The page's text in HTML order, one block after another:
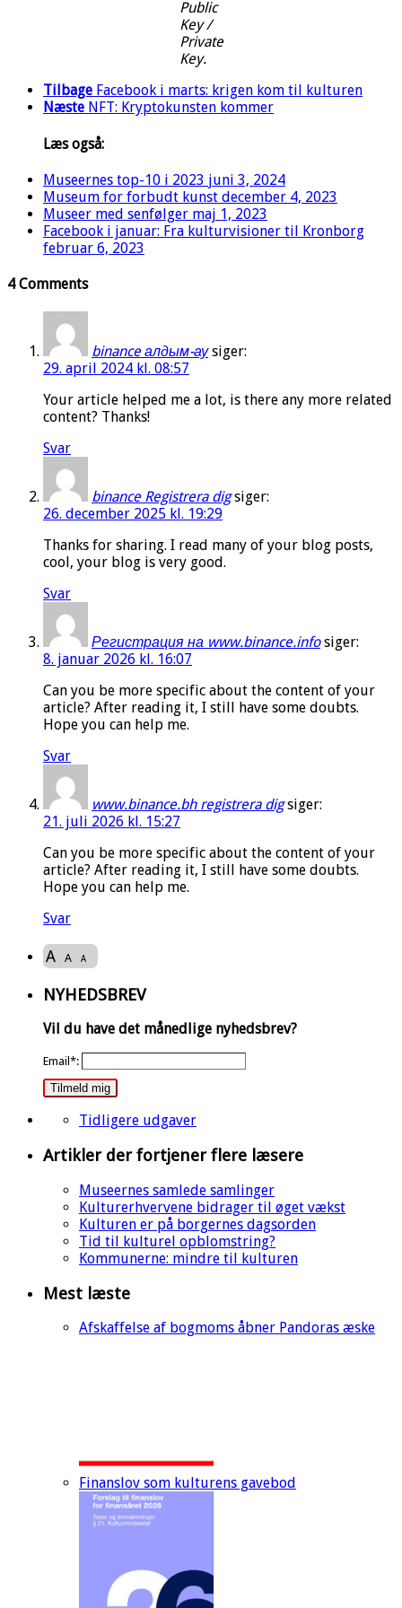
Public
Key /
Private
Key.
Tilbage Facebook i marts: krigen kom til kulturen
Næste NFT: Kryptokunsten kommer
Læs også:
Museernes top-10 i 2023 juni 3, 2024
Museum for forbudt kunst december 4, 2023
Museer med senfølger maj 1, 2023
Facebook i januar: Fra kulturvisioner til Kronborg
februar 6, 2023
4 Comments
binance алдым-ау siger:
29. april 2024 kl. 08:57
Your article helped me a lot, is there any more related
content? Thanks!
Svar
binance Registrera dig siger:
26. december 2025 kl. 19:29
Thanks for sharing. I read many of your blog posts,
cool, your blog is very good.
Svar
Регистрация на www.binance.info siger:
8. januar 2026 kl. 16:07
Can you be more specific about the content of your
article? After reading it, I still have some doubts.
Hope you can help me.
Svar
www.binance.bh registrera dig siger:
21. juli 2026 kl. 15:27
Can you be more specific about the content of your
article? After reading it, I still have some doubts.
Hope you can help me.
Svar
A A A
NYHEDSBREV
Vil du have det månedlige nyhedsbrev?
Email*:
Tilmeld mig
Tidligere udgaver
Artikler der fortjener flere læsere
Museernes samlede samlinger
Kulturerhvervene bidrager til øget vækst
Kulturen er på borgernes dagsorden
Tid til kulturel opblomstring?
Kommunerne: mindre til kulturen
Mest læste
Afskaffelse af bogmoms åbner Pandoras æske
Finanslov som kulturens gavebod
Søndag Aftens nyhedsbrev
Tilmeld